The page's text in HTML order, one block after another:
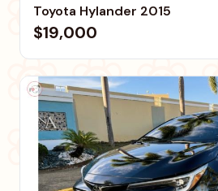
Toyota Hylander 2015
$19,000